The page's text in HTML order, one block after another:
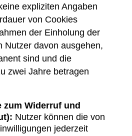
expliziten Angaben
von Cookies
der Einholung der
Nutzer davon ausgehen,
sind und die
zwei Jahre betragen
zum Widerruf und
Nutzer können die von
jederzeit